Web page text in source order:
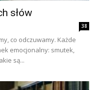
słów
38
co odczuwamy. Każde
emocjonalny: smutek,
są...